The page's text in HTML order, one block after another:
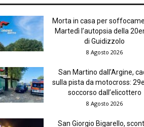
Morta in casa per
Martedì l’autopsia della
di Guidizzolo
8 Agosto 2026
San Martino dall’Argine,
sulla pista da motocross:
soccorso dall’elicottero
8 Agosto 2026
San Giorgio Bigarello,